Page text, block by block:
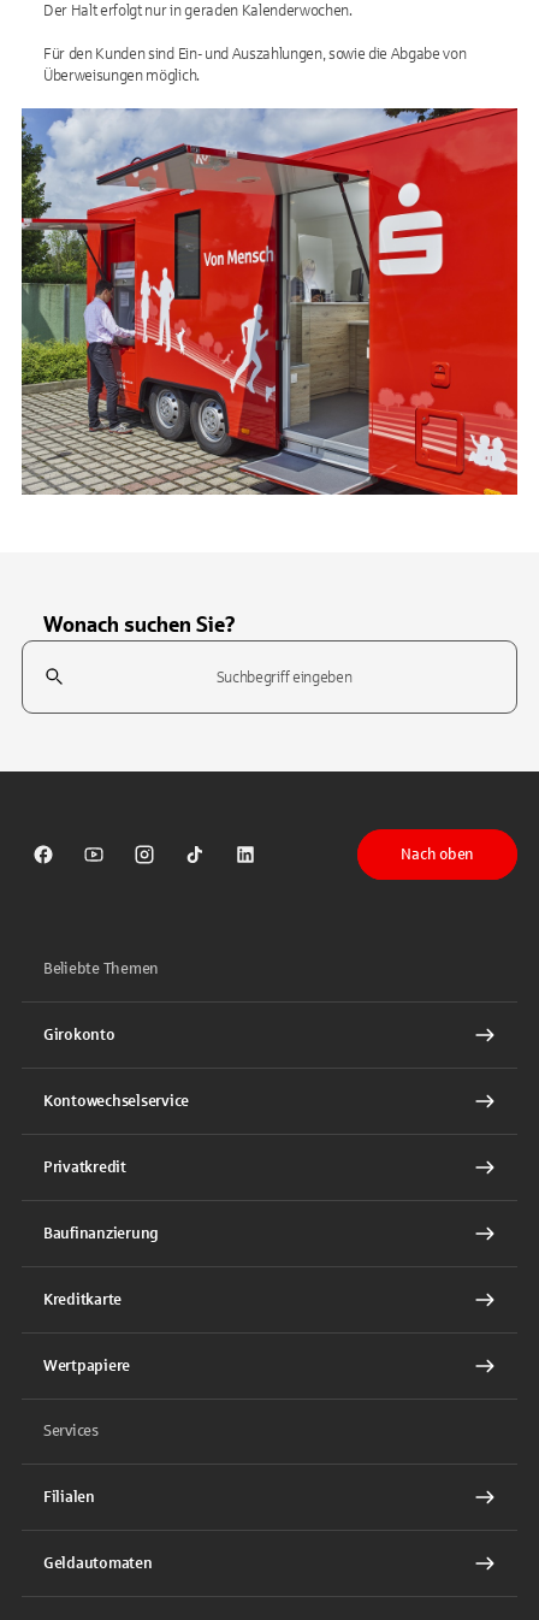
Der Halt erfolgt nur in geraden Kalenderwochen.
Für den Kunden sind Ein- und Auszahlungen, sowie die Abgabe von
Überweisungen möglich.
Wonach suchen Sie?
Suchfeld
Sparkasse auf Facebook
Sparkasse auf Youtube
Sparkasse auf Instagram
Sparkasse auf TikTok
Sparkasse auf LinkedIn
Nach oben
Beliebte Themen
Girokonto
Kontowechselservice
Privatkredit
Baufinanzierung
Kreditkarte
Wertpapiere
Services
Filialen
Geldautomaten